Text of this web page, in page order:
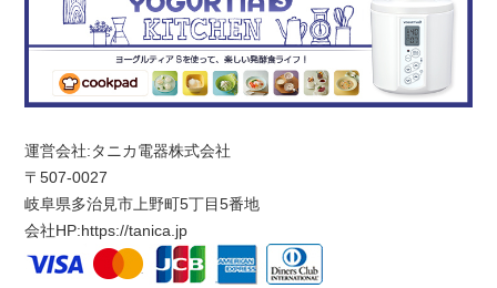
運営会社:タニカ電器株式会社
〒507-0027
岐阜県多治見市上野町5丁目5番地
会社HP:https://tanica.jp